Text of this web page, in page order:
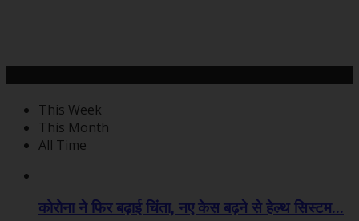
This Week
This Month
All Time
कोरोना ने फिर बढ़ाई चिंता, नए केस बढ़ने से हेल्थ सिस्टम...